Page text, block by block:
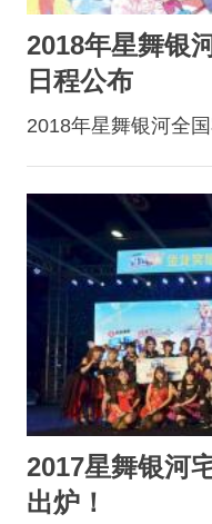
2018年星舞银
日程公布
2018年星舞银河全
2017星舞银河
出炉！